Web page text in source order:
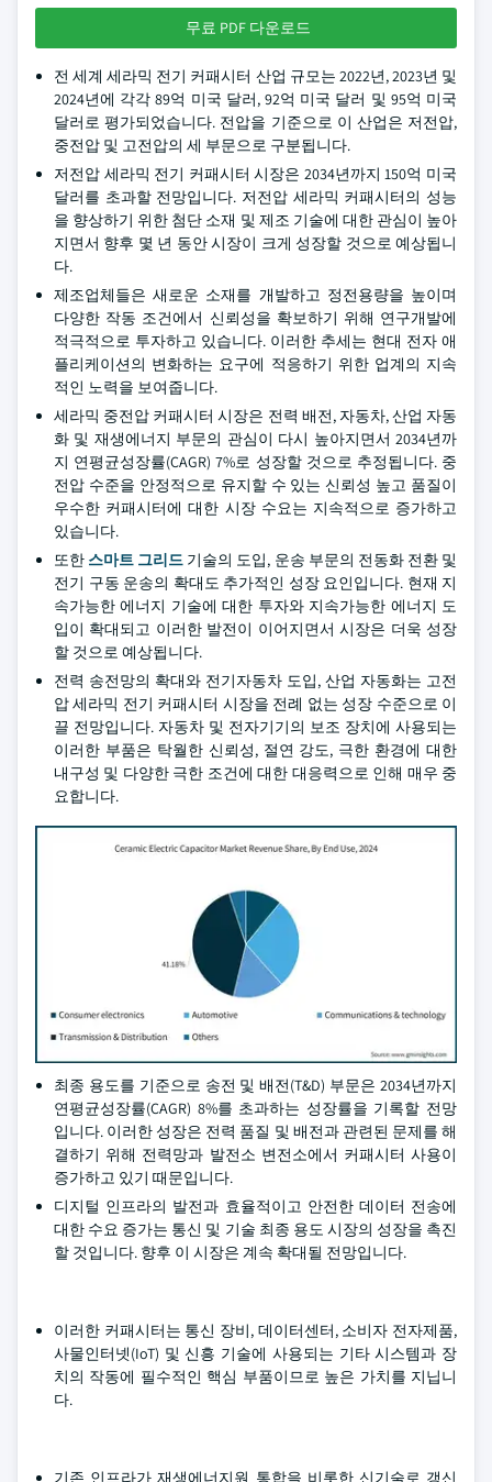
무료 PDF 다운로드
전 세계 세라믹 전기 커패시터 산업 규모는 2022년, 2023년 및
2024년에 각각 89억 미국 달러, 92억 미국 달러 및 95억 미국
달러로 평가되었습니다. 전압을 기준으로 이 산업은 저전압,
중전압 및 고전압의 세 부문으로 구분됩니다.
저전압 세라믹 전기 커패시터 시장은 2034년까지 150억 미국
달러를 초과할 전망입니다. 저전압 세라믹 커패시터의 성능
을 향상하기 위한 첨단 소재 및 제조 기술에 대한 관심이 높아
지면서 향후 몇 년 동안 시장이 크게 성장할 것으로 예상됩니
다.
제조업체들은 새로운 소재를 개발하고 정전용량을 높이며
다양한 작동 조건에서 신뢰성을 확보하기 위해 연구개발에
적극적으로 투자하고 있습니다. 이러한 추세는 현대 전자 애
플리케이션의 변화하는 요구에 적응하기 위한 업계의 지속
적인 노력을 보여줍니다.
세라믹 중전압 커패시터 시장은 전력 배전, 자동차, 산업 자동
화 및 재생에너지 부문의 관심이 다시 높아지면서 2034년까
지 연평균성장률(CAGR) 7%로 성장할 것으로 추정됩니다. 중
전압 수준을 안정적으로 유지할 수 있는 신뢰성 높고 품질이
우수한 커패시터에 대한 시장 수요는 지속적으로 증가하고
있습니다.
또한 스마트 그리드 기술의 도입, 운송 부문의 전동화 전환 및
전기 구동 운송의 확대도 추가적인 성장 요인입니다. 현재 지
속가능한 에너지 기술에 대한 투자와 지속가능한 에너지 도
입이 확대되고 이러한 발전이 이어지면서 시장은 더욱 성장
할 것으로 예상됩니다.
전력 송전망의 확대와 전기자동차 도입, 산업 자동화는 고전
압 세라믹 전기 커패시터 시장을 전례 없는 성장 수준으로 이
끌 전망입니다. 자동차 및 전자기기의 보조 장치에 사용되는
이러한 부품은 탁월한 신뢰성, 절연 강도, 극한 환경에 대한
내구성 및 다양한 극한 조건에 대한 대응력으로 인해 매우 중
요합니다.
최종 용도를 기준으로 송전 및 배전(T&D) 부문은 2034년까지
연평균성장률(CAGR) 8%를 초과하는 성장률을 기록할 전망
입니다. 이러한 성장은 전력 품질 및 배전과 관련된 문제를 해
결하기 위해 전력망과 발전소 변전소에서 커패시터 사용이
증가하고 있기 때문입니다.
디지털 인프라의 발전과 효율적이고 안전한 데이터 전송에
대한 수요 증가는 통신 및 기술 최종 용도 시장의 성장을 촉진
할 것입니다. 향후 이 시장은 계속 확대될 전망입니다.
이러한 커패시터는 통신 장비, 데이터센터, 소비자 전자제품,
사물인터넷(IoT) 및 신흥 기술에 사용되는 기타 시스템과 장
치의 작동에 필수적인 핵심 부품이므로 높은 가치를 지닙니
다.
기존 인프라가 재생에너지원 통합을 비롯한 신기술로 갱신